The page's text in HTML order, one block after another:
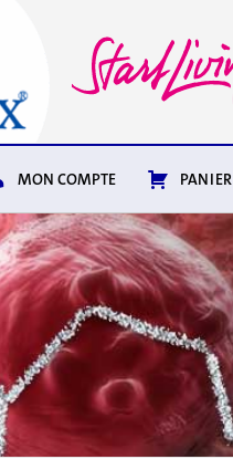
MON COMPTE PANIER